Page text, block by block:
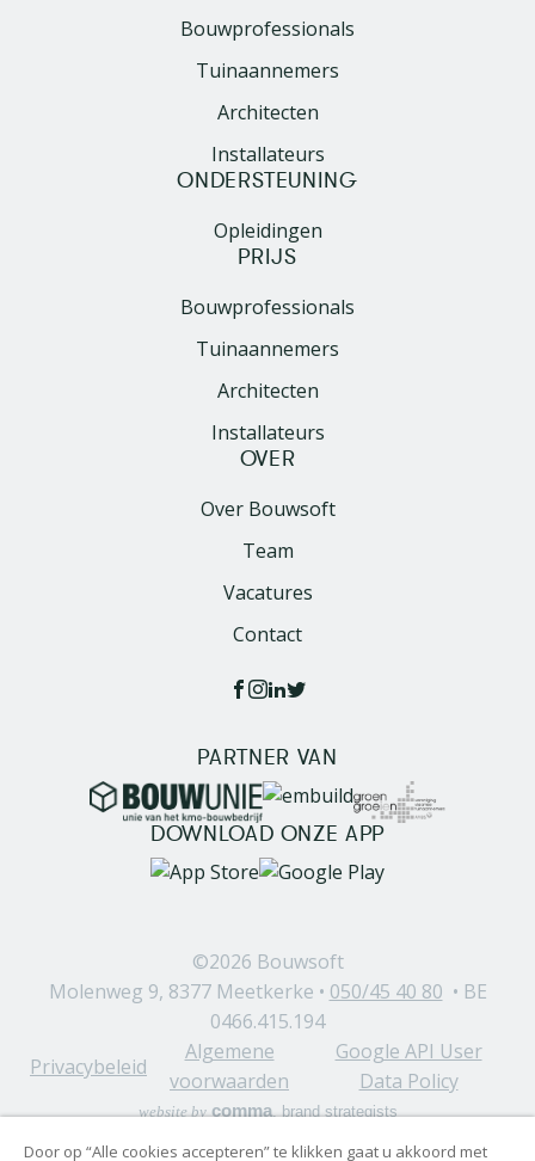
Bouwprofessionals
Tuinaannemers
Architecten
Installateurs
ONDERSTEUNING
Opleidingen
PRIJS
Bouwprofessionals
Tuinaannemers
Architecten
Installateurs
OVER
Over Bouwsoft
Team
Vacatures
Contact
PARTNER VAN
Image Image Image
DOWNLOAD ONZE APP
Image Image
©2026 Bouwsoft
Molenweg 9, 8377 Meetkerke • 050/45 40 80 • BE
0466.415.194
Privacybeleid
Algemene
voorwaarden
Google API User
Data Policy
website by comma, brand strategists
Door op “Alle cookies accepteren” te klikken gaat u akkoord met